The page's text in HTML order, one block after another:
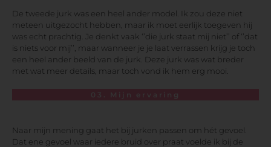
De tweede jurk was een heel ander model. Ik zou deze niet
meteen uitgezocht hebben, maar ik moet eerlijk toegeven hij
was echt prachtig. Je denkt vaak ‘’die jurk staat mij niet’’ of ‘’dat
is niets voor mij’’, maar wanneer je je laat verrassen krijg je toch
een heel ander beeld van de jurk. Deze jurk was wat breder
met wat meer details, maar toch vond ik hem erg mooi.
03. Mijn ervaring
Naar mijn mening gaat het bij jurken passen om hét gevoel.
Dat ene gevoel waar iedere bruid over praat voelde ik bij de